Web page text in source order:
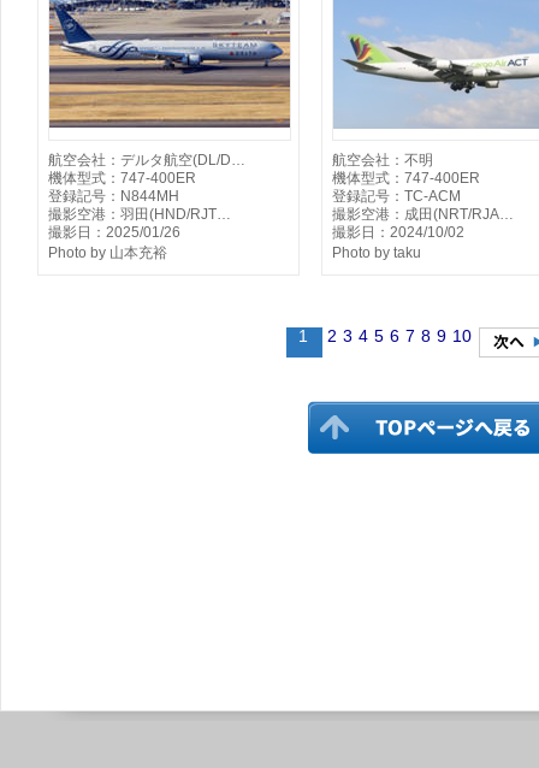
航空会社：デルタ航空(DL/D…
機体型式：747-400ER
登録記号：N844MH
撮影空港：羽田(HND/RJT…
撮影日：2025/01/26
Photo by 山本充裕
航空会社：不明
機体型式：747-400ER
登録記号：TC-ACM
撮影空港：成田(NRT/RJA…
撮影日：2024/10/02
Photo by taku
1 2 3 4 5 6 7 8 9 10